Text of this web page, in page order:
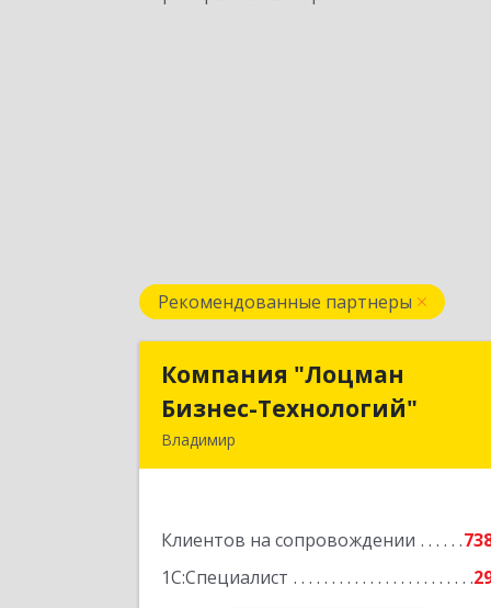
Рекомендованные партнеры
Компания "Лоцман
Бизнес-Технологий"
Владимир
Клиентов на сопровождении
1С:Специалист
Компания "Лоцман
Бизнес-Технологий"